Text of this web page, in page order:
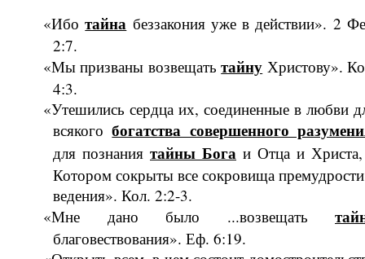
«Иботайна беззакония уже в дейст­вии». 2
2:7.
«Мы призваны возвещатьтайну Хрис­тову».
4:3.
«Утешились сердца их, соединенные в любви
всякогобогатства совер­шенного
для познания тайны Бога и Отца и
Котором сокрыты все сокровища
ведения». Кол. 2:2-3.
«Мне дано было ...возвещать
благовествования». Еф. 6:19.